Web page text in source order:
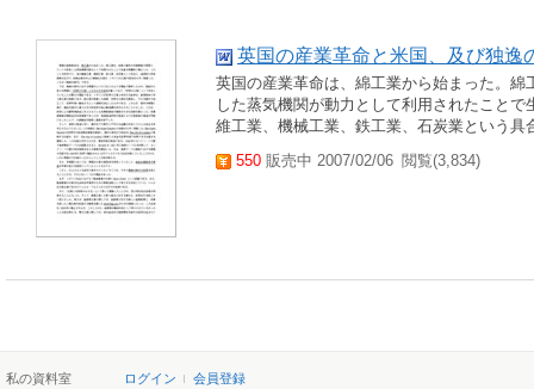
英国の産業革命と米国、及び独逸
英国の産業革命は、綿工業から始まった。
した蒸気機関が動力として利用されたこと
維工業、機械工業、鉄工業、石炭業という
550 販売中 2007/02/06 閲覧(3,834)
私の資料室 ログイン 会員登録